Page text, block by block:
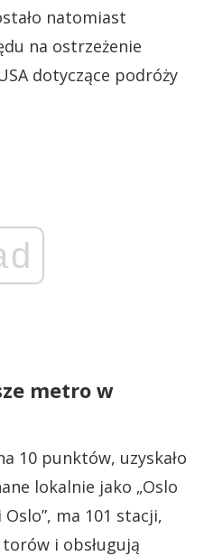
natomiast
na ostrzeżenie
dotyczące podróży
metro w
10 punktów, uzyskało
lokalnie jako „Oslo
ma 101 stacji,
i obsługują